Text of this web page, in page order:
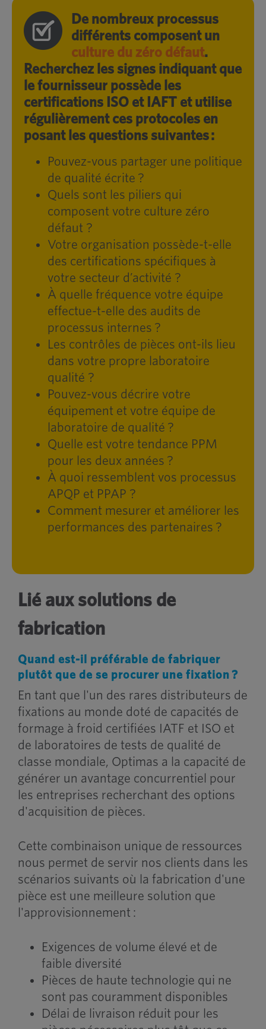
De nombreux processus
différents composent un
culture du zéro défaut.
Recherchez les signes indiquant que
le fournisseur possède les
certifications ISO et IAFT et utilise
régulièrement ces protocoles en
posant les questions suivantes :
Pouvez-vous partager une politique
de qualité écrite ?
Quels sont les piliers qui
composent votre culture zéro
défaut ?
Votre organisation possède-t-elle
des certifications spécifiques à
votre secteur d’activité ?
À quelle fréquence votre équipe
effectue-t-elle des audits de
processus internes ?
Les contrôles de pièces ont-ils lieu
dans votre propre laboratoire
qualité ?
Pouvez-vous décrire votre
équipement et votre équipe de
laboratoire de qualité ?
Quelle est votre tendance PPM
pour les deux années ?
À quoi ressemblent vos processus
APQP et PPAP ?
Comment mesurer et améliorer les
performances des partenaires ?
Lié aux solutions de
fabrication
Quand est-il préférable de fabriquer
plutôt que de se procurer une fixation ?
En tant que l'un des rares distributeurs de
fixations au monde doté de capacités de
formage à froid certifiées IATF et ISO et
de laboratoires de tests de qualité de
classe mondiale, Optimas a la capacité de
générer un avantage concurrentiel pour
les entreprises recherchant des options
d'acquisition de pièces.
Cette combinaison unique de ressources
nous permet de servir nos clients dans les
scénarios suivants où la fabrication d'une
pièce est une meilleure solution que
l'approvisionnement :
Exigences de volume élevé et de
faible diversité
Pièces de haute technologie qui ne
sont pas couramment disponibles
Délai de livraison réduit pour les